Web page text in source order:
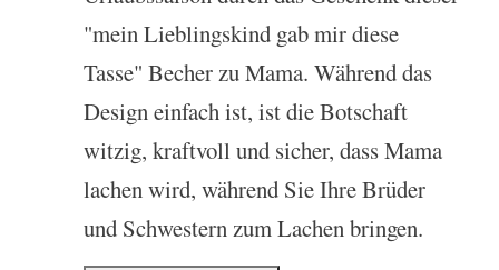
"mein Lieblingskind gab mir diese
Tasse" Becher zu Mama. Während das
Design einfach ist, ist die Botschaft
witzig, kraftvoll und sicher, dass Mama
lachen wird, während Sie Ihre Brüder
und Schwestern zum Lachen bringen.